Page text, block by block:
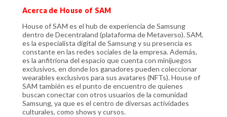
Acerca de House of SAM
House of SAM es el hub de experiencia de Samsung
dentro de Decentraland (plataforma de Metaverso). SAM,
es la especialista digital de Samsung y su presencia es
constante en las redes sociales de la empresa. Además,
es la anfitriona del espacio que cuenta con minijuegos
exclusivos, en donde los ganadores pueden coleccionar
wearables exclusivos para sus avatares (NFTs). House of
SAM también es el punto de encuentro de quienes
buscan conectar con otros usuarios de la comunidad
Samsung, ya que es el centro de diversas actividades
culturales, como shows y cursos.